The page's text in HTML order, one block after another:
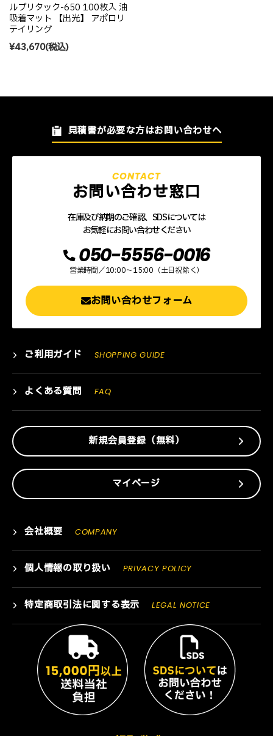
ルブリタック-650 100枚入 油
吸着マット 【出光】 アポロリ
テイリング
¥43,670(税込)
見積書が必要な方はお問い合わせへ
お問い合わせ窓口
在庫及び納期のご確認、SDSについては
お気軽にお問い合わせください
050-5556-0016
営業時間／10:00～15:00（土日祝除く）
お問い合わせフォーム
ご利用ガイド SHOPPING GUIDE
よくある質問 FAQ
新規会員登録（無料）
マイページ
会社概要 COMPANY
個人情報の取り扱い PRIVACY POLICY
特定商取引法に関する表示 LEGAL NOTICE